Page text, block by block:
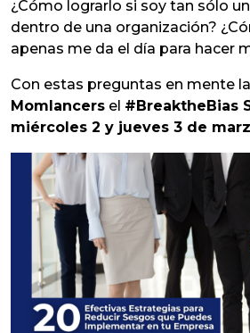
¿Cómo lograrlo si soy tan sólo
dentro de una organización?
apenas me da el día para hacer
Con estas preguntas en mente
Momlancers el #BreaktheBias
miércoles 2 y jueves 3 de